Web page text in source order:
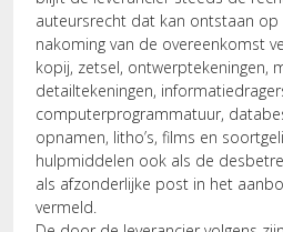
auteursrecht dat kan ontstaan
nakoming van de overeenkomst
kopij, zetsel, ontwerptekeningen,
detailtekeningen,
computerprogrammatuur,
opnamen, litho’s, films en
hulpmiddelen ook als de
als afzonderlijke post in het
vermeld.